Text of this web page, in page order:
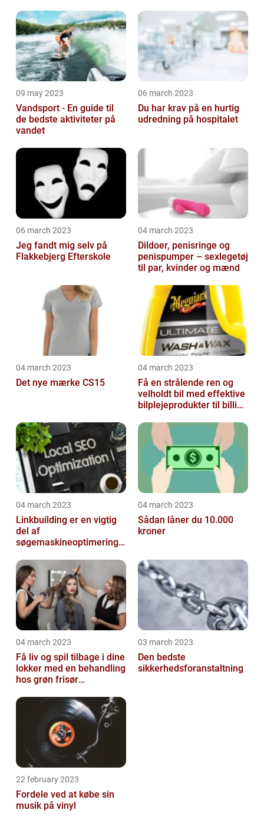
selv'ere
09 may 2023
Vandsport - En guide til
de bedste aktiviteter på
vandet
06 march 2023
Du har krav på en hurtig
udredning på hospitalet
06 march 2023
Jeg fandt mig selv på
Flakkebjerg Efterskole
04 march 2023
Dildoer, penisringe og
penispumper – sexlegetøj
til par, kvinder og mænd
04 march 2023
Det nye mærke CS15
04 march 2023
Få en strålende ren og
velholdt bil med effektive
bilplejeprodukter til billige
04 march 2023
Linkbuilding er en vigtig
del af
søgemaskineoptimeringe
04 march 2023
Sådan låner du 10.000
kroner
04 march 2023
Få liv og spil tilbage i dine
lokker med en behandling
hos grøn frisør
03 march 2023
Den bedste
sikkerhedsforanstaltning
22 february 2023
Fordele ved at købe sin
musik på vinyl